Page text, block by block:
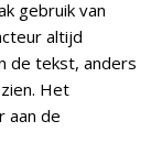
gebruik van
altijd
de tekst, anders
Het
aan de